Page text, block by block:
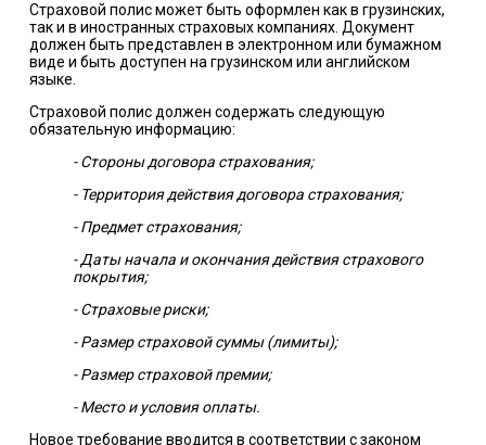
Страховой полис может быть оформлен как в грузинских,
так и в иностранных страховых компаниях. Документ
должен быть представлен в электронном или бумажном
виде и быть доступен на грузинском или английском
языке.
Страховой полис должен содержать следующую
обязательную информацию:
- Стороны договора страхования;
- Территория действия договора страхования;
- Предмет страхования;
- Даты начала и окончания действия страхового
покрытия;
- Страховые риски;
- Размер страховой суммы (лимиты);
- Размер страховой премии;
- Место и условия оплаты.
Новое требование вводится в соответствии с законом